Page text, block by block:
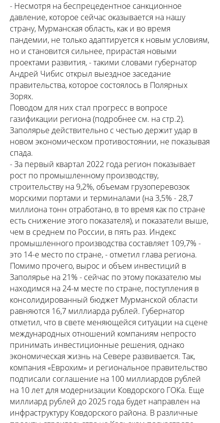
- Несмотря на беспрецедентное санкционное
давление, которое сейчас оказывается на нашу
страну, Мурманская область, как и во время
пандемии, не только адаптируется к новым условиям,
но и становится сильнее, прирастая новыми
проектами развития, - такими словами губернатор
Андрей Чибис открыл выездное заседание
правительства, которое состоялось в Полярных
Зорях.
Поводом для них стал прогресс в вопросе
газификации региона (подробнее см. на стр.2).
Заполярье действительно с честью держит удар в
новом экономическом противостоянии, не показывая
спада.
- За первый квартал 2022 года регион показывает
рост по промышленному производству,
строительству на 9,2%, объемам грузоперевозок
морскими портами и терминалами (на 3,5% - 28,7
миллиона тонн отработано, в то время как по стране
есть снижение этого показателя), и показатели выше,
чем в среднем по России, в пять раз. Индекс
промышленного производства составляет 109,7% -
это 14-е место по стране, - отметил глава региона.
Помимо прочего, вырос и объем инвестиций в
Заполярье на 21% - сейчас по этому показателю мы
находимся на 24-м месте по стране, поступления в
консолидированный бюджет Мурманской области
равняются 16,7 миллиарда рублей. Губернатор
отметил, что в свете меняющейся ситуации на сцене
международных отношений компаниям непросто
принимать инвестиционные решения, однако
экономическая жизнь на Севере развивается. Так,
компания «Еврохим» и региональное правительство
подписали соглашение на 100 миллиардов рублей
на 10 лет для модернизации Ковдорского ГОКа. Еще
миллиард рублей до 2025 года будет направлен на
инфраструктуру Ковдорского района. В различные